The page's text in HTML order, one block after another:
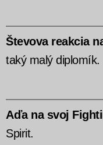
Števova reakcia
taký malý diplomík.
Aďa na svoj
Spirit.